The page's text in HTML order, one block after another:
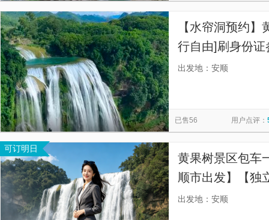
【水帘洞预约
行自由]刷身份
出发地：安顺
已售56 用户点评：
可订明日
黄果树景区包车
顺市出发】【独
出发地：安顺